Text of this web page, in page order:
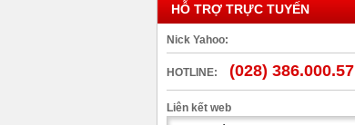
HỖ TRỢ TRỰC TUYẾN
Nick Yahoo:
HOTLINE: (028) 386.000.57
Liên kết web